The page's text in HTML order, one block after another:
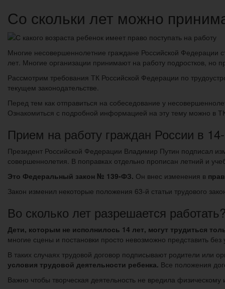
Со скольки лет можно
Многие несовершеннолетние граждане Российской Федерации
лет. Многие организации принимают на работу подростков, но
Рассмотрим требования ТК Российской Федерации по
текущем законодательстве.
Перед тем как отправиться на собеседование у
Ознакомиться с подробной информацией на эту тему можно в
Прием на работу граждан России в
Президент Российской Федерации Владимир Путин подписал
совершеннолетия. В поправках отдельно прописан летний и
Это Федеральный закон № 139-ФЗ. Он внес изменения в
Закон изменил некоторые положения 63-й статьи трудового
Во сколько лет разрешается
Дети, которым не исполнилось 14 лет, могут трудиться
многие сцены и постановки просто невозможно представить без
В таких случаях трудовой договор подписывают родители или
условия трудовой деятельности ребенка. Все положения
Важно чтобы творческая деятельность не вредила